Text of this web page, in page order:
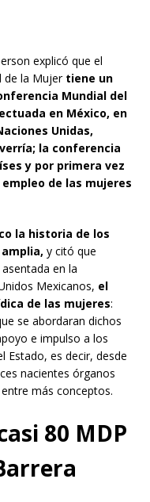
explicó que el
de la Mujer tiene un
Mundial del
en México, en
Unidas,
la conferencia
y por primera vez
de las mujeres
la historia de los
y citó que
en la
Mexicanos, el
de las mujeres:
se abordaran dichos
e impulso a los
Estado, es decir, desde
nacientes órganos
más conceptos.
80 MDP